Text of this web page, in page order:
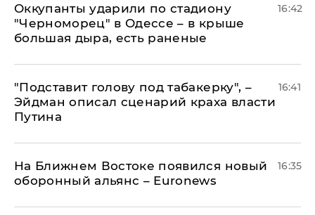
Оккупанты ударили по стадиону
"Черноморец" в Одессе – в крыше
большая дыра, есть раненые
16:42
​"Подставит голову под табакерку", –
Эйдман описал сценарий краха власти
Путина
16:41
На Ближнем Востоке появился новый
оборонный альянс – Euronews
16:35